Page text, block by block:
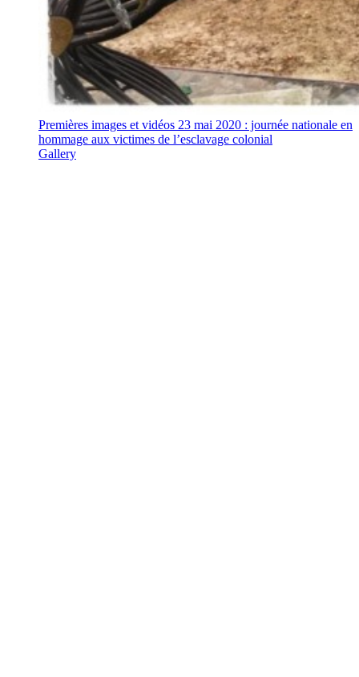
Premières images et vidéos 23 mai 2020 : journée nationale en
hommage aux victimes de l’esclavage colonial
Gallery